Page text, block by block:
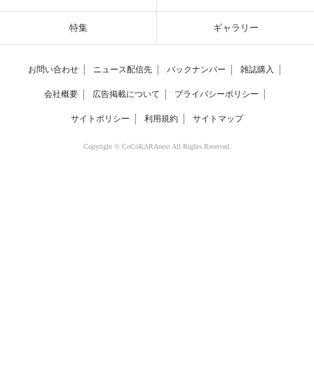
特集 ギャラリー
お問い合わせ ニュース配信先 バックナンバー 雑誌購入
会社概要 広告掲載について プライバシーポリシー
サイトポリシー 利用規約 サイトマップ
Copyright © CoCoKARAnext All Rights Reserved.